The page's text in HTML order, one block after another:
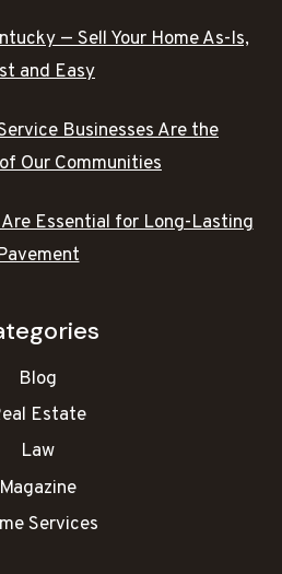
— Sell Your Home As-Is,
and Easy
Businesses Are the
Our Communities
Essential for Long-Lasting
Blog
Estate
Law
Magazine
Services